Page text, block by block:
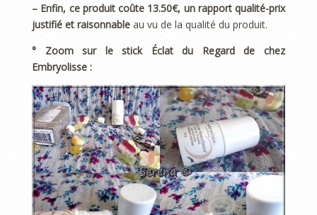
– Enfin, ce produit coûte 13.50€, un rapport qualité-prix
justifié et raisonnable au vu de la qualité du produit.
° Zoom sur le stick Éclat du Regard de chez
Embryolisse :